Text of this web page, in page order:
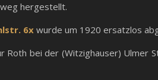
hergestellt.
6x wurde um 1920 ersatzlos
Roth bei der (Witzighauser) Ulmer